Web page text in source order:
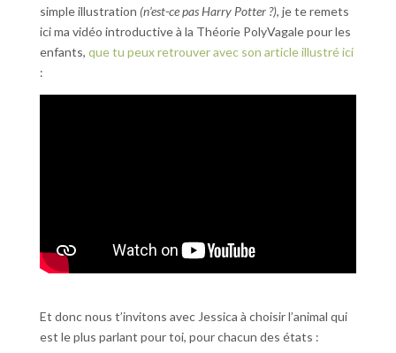
simple illustration (n’est-ce pas Harry Potter ?), je te remets
ici ma vidéo introductive à la Théorie PolyVagale pour les
enfants, que tu peux retrouver avec son article illustré ici
:
Et donc nous t’invitons avec Jessica à choisir l’animal qui
est le plus parlant pour toi, pour chacun des états :